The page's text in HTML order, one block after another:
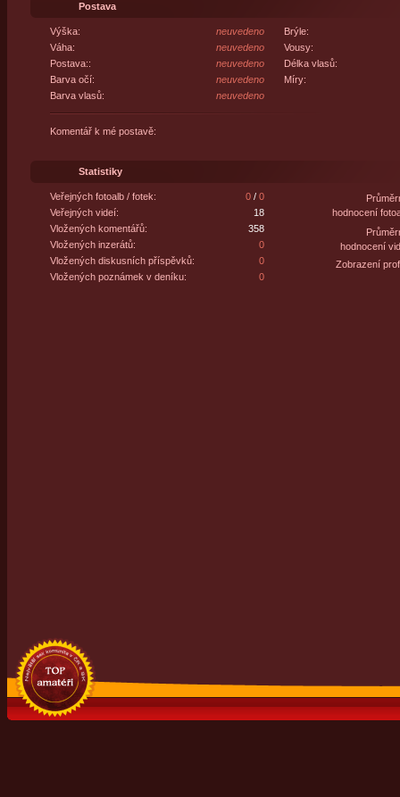
Postava
Výška:
neuvedeno
Váha:
neuvedeno
Postava::
neuvedeno
Barva očí:
neuvedeno
Barva vlasů:
neuvedeno
Brýle:
Vousy:
Délka vlasů:
Míry:
Komentář k mé postavě:
Statistiky
Veřejných fotoalb / fotek: 0/ 0
Veřejných videí:
18
Vložených komentářů:
358
Vložených inzerátů:
0
Vložených diskusních příspěvků:
0
Vložených poznámek v deníku:
0
hodnocení
hodnocení
Zobrazení